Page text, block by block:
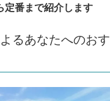
定番まで紹介します
るあなたへのお